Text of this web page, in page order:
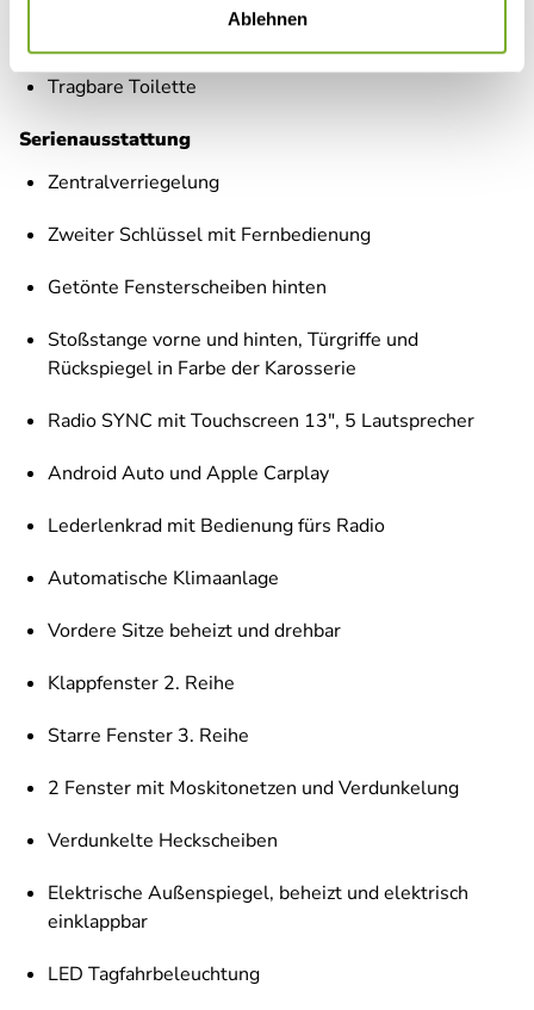
Ablehnen
Wechselrichter 12 V auf 230 V (600 W)
Tragbare Toilette
Serienausstattung
Zentralverriegelung
Zweiter Schlüssel mit Fernbedienung
Getönte Fensterscheiben hinten
Stoßstange vorne und hinten, Türgriffe und
Rückspiegel in Farbe der Karosserie
Radio SYNC mit Touchscreen 13", 5 Lautsprecher
Android Auto und Apple Carplay
Lederlenkrad mit Bedienung fürs Radio
Automatische Klimaanlage
Vordere Sitze beheizt und drehbar
Klappfenster 2. Reihe
Starre Fenster 3. Reihe
2 Fenster mit Moskitonetzen und Verdunkelung
Verdunkelte Heckscheiben
Elektrische Außenspiegel, beheizt und elektrisch
einklappbar
LED Tagfahrbeleuchtung